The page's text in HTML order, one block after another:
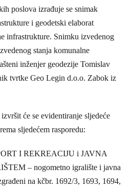
poslova izrađuje se snimak
i geodetski elaborat
infrastrukture. Snimku izvedenog
stanja komunalne
inženjer geodezije Tomislav
tvrtke Geo Legin d.o.o. Zabok iz
će se evidentiranje sljedeće
sljedećem rasporedu:
I REKREACIJU i JAVNA
– nogometno igralište i javna
na kčbr. 1692/3, 1693, 1694,